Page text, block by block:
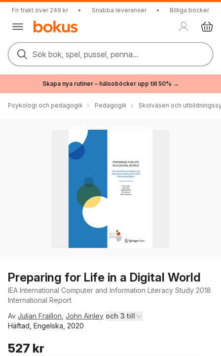
Fri frakt över 249 kr • Snabba leveranser • Billiga böcker
Sök bok, spel, pussel, penna...
Skapa nya rutiner – hälsoböcker upp till 50% →
Psykologi och pedagogik Pedagogik Skolväsen och
Preparing for Life in a Digital World
IEA International Computer and Information Literacy Study 2018
International Report
Av Julian Fraillon John Ainley och 3 till
Häftad, Engelska, 2020
527 kr